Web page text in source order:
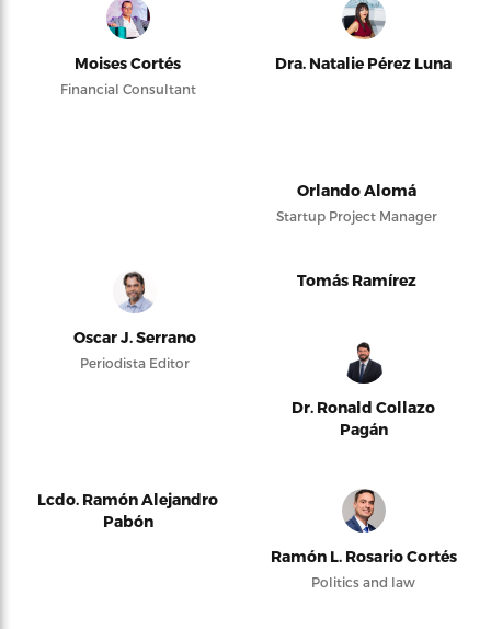
Moises Cortés
Financial Consultant
Dra. Natalie Pérez Luna
Orlando Alomá
Startup Project Manager
Oscar J. Serrano
Periodista Editor
Tomás Ramírez
Dr. Ronald Collazo
Pagán
Lcdo. Ramón Alejandro
Pabón
Ramón L. Rosario Cortés
Politics and law